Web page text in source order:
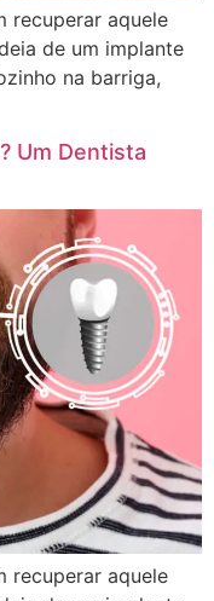
recuperar aquele
de um implante
na barriga,
Um Dentista
recuperar aquele